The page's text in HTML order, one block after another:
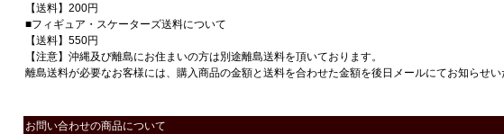
【送料】200円
■フィギュア・スケーターズ送料について
【送料】550円
【注意】沖縄及び離島にお住まいの方は別途離島送料を頂いております。
離島送料が必要なお客様には、購入商品の金額と送料を合わせた金額を後日メールにてお知らせい
お問い合わせの商品について